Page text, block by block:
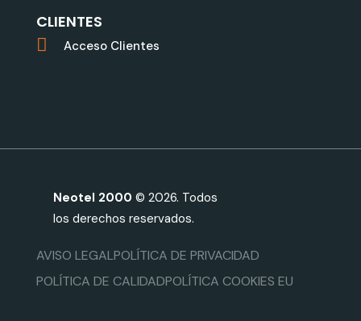
CLIENTES
Acceso Clientes
Neotel 2000 © 2026. Todos
los derechos reservados.
AVISO LEGALPOLÍTICA DE PRIVACIDAD
POLÍTICA DE CALIDADPOLÍTICA COOKIES EU